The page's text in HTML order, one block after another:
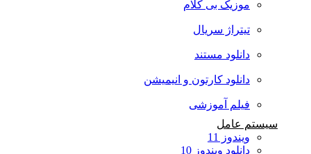
موزیک بی کلام
تیتراژ سریال
دانلود مستند
دانلود کارتون و انیمیشن
فیلم آموزشی
سیستم عامل
ویندوز 11
دانلود ویندوز 10